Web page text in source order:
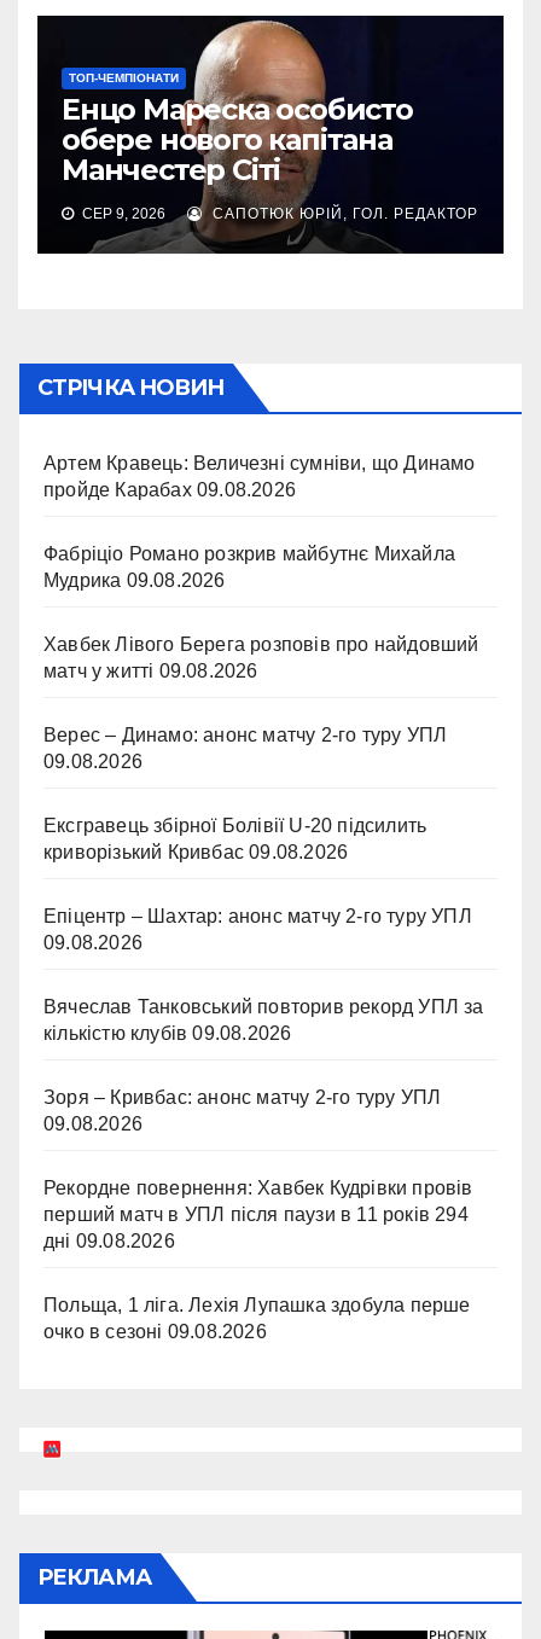
ТОП-ЧЕМПІОНАТИ
Енцо Мареска особисто
обере нового капітана
Манчестер Сіті
СЕР 9, 2026 САПОТЮК ЮРІЙ, ГОЛ. РЕДАКТОР
СТРІЧКА НОВИН
Артем Кравець: Величезні сумніви, що Динамо
пройде Карабах 09.08.2026
Фабріціо Романо розкрив майбутнє Михайла
Мудрика 09.08.2026
Хавбек Лівого Берега розповів про найдовший
матч у житті 09.08.2026
Верес – Динамо: анонс матчу 2-го туру УПЛ
09.08.2026
Ексгравець збірної Болівії U-20 підсилить
криворізький Кривбас 09.08.2026
Епіцентр – Шахтар: анонс матчу 2-го туру УПЛ
09.08.2026
Вячеслав Танковський повторив рекорд УПЛ за
кількістю клубів 09.08.2026
Зоря – Кривбас: анонс матчу 2-го туру УПЛ
09.08.2026
Рекордне повернення: Хавбек Кудрівки провів
перший матч в УПЛ після паузи в 11 років 294
дні 09.08.2026
Польща, 1 ліга. Лехія Лупашка здобула перше
очко в сезоні 09.08.2026
РЕКЛАМА